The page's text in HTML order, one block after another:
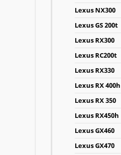
Lexus NX300
Lexus GS 200t
Lexus RX300
Lexus RC200t
Lexus RX330
Lexus RX 400h
Lexus RX 350
Lexus RX450h
Lexus GX460
Lexus GX470